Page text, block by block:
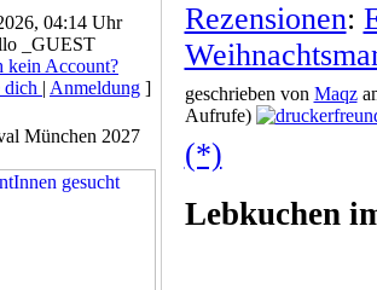
04:14 Uhr
_GUEST
kein Account?
dich | Anmeldung ]
München 2027
Rezensionen:
geschrieben von Maqz
Aufrufe)
(*)
Lebkuchen